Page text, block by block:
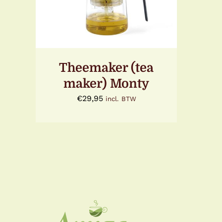
Theemaker (tea
maker) Monty
€29,95 incl. BTW